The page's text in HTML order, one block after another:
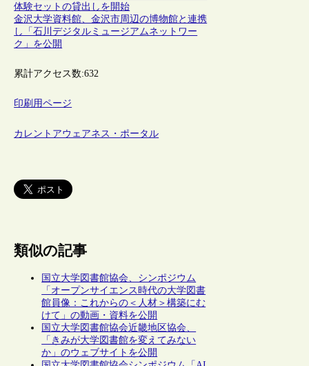
体験セットの貸出しを開始
金沢大学資料館、金沢市周辺の博物館と連携
し「石川デジタルミュージアムネットワー
ク」を公開
累計アクセス数:632
印刷用ページ
カレントアウェアネス・ポータル
類似の記事
国立大学図書館協会、シンポジウム
「オープンサイエンス時代の大学図書
館員像：これからの＜人材＞構築にむ
けて」の動画・資料を公開
国立大学図書館協会近畿地区協会、
「きみが大学図書館を変えてみない
か」のウェブサイトを公開